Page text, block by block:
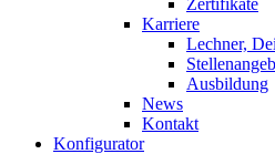
Zertifikate
Karriere
Lechner,
Ausbildung
News
Kontakt
Konfigurator